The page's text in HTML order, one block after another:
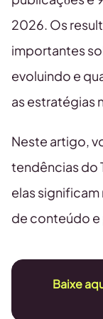
2026. Os
importantes
evoluindo e
as estratégias
Neste artigo,
tendências do
elas
de conteúdo e
Baixe